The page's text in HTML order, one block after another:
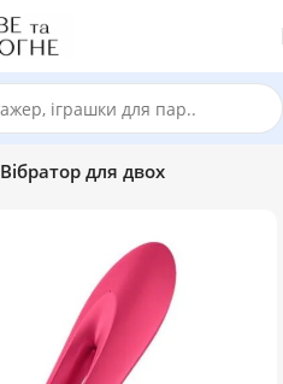
Вібратор для двох